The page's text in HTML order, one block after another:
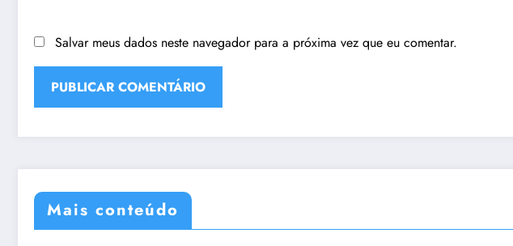
Salvar meus dados neste navegador para a próxima vez que eu comentar.
Mais conteúdo